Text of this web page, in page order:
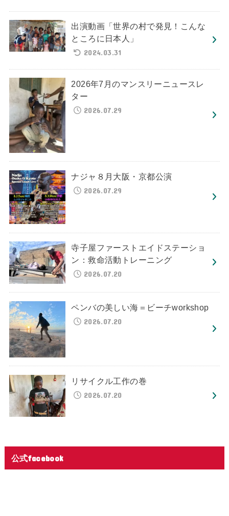
出演動画「世界の村で発見！こんな
ところに日本人」
2024.03.31
2026年7月のマンスリーニュースレ
ター
2026.07.29
ナジャ８月大阪・京都公演
2026.07.29
寺子屋ファーストエイドステーショ
ン：救命活動トレーニング
2026.07.20
ペンバの美しい海＝ビーチworkshop
2026.07.20
リサイクル工作の巻
2026.07.20
公式facebook